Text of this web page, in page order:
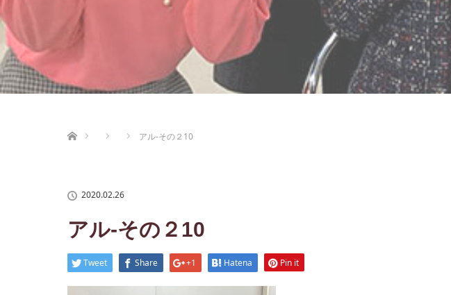
アル-その２10
2020.02.26
アル-その２10
Tweet Share +1 Hatena Pin it